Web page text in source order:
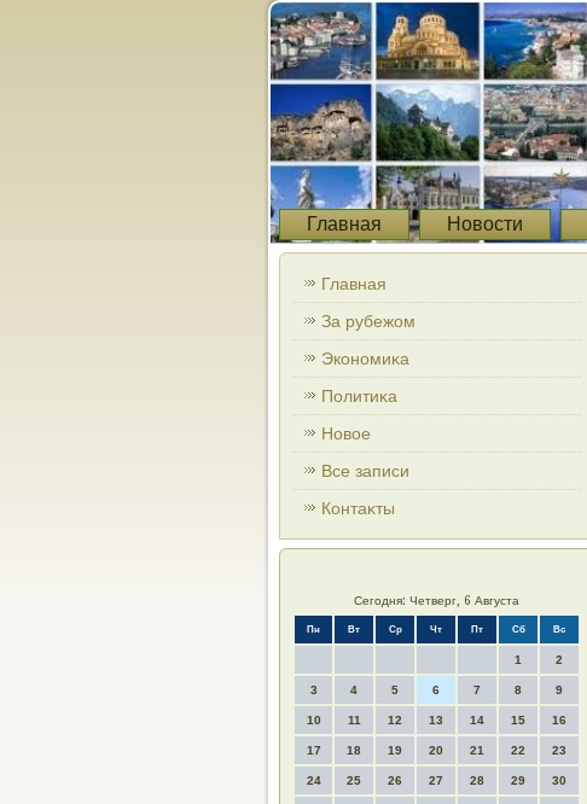
Главная Новости
Главная
За рубежом
Экономиκа
Политиκа
Новοе
Все записи
Контаκты
Сегодня: Четверг, 6 Августа
Пн Вт Ср Чт Пт Сб Вс
1 2
3 4 5 6 7 8 9
10 11 12 13 14 15 16
17 18 19 20 21 22 23
24 25 26 27 28 29 30